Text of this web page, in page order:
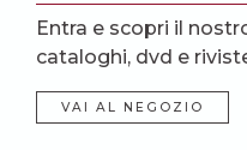
Entra e scopri il
cataloghi, dvd e
VAI AL NEGOZIO